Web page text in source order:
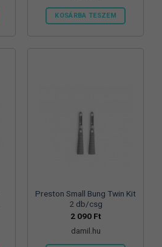
KOSÁRBA TESZEM
Preston Small Bung Twin Kit
2 db/csg
2 090 Ft
damil.hu